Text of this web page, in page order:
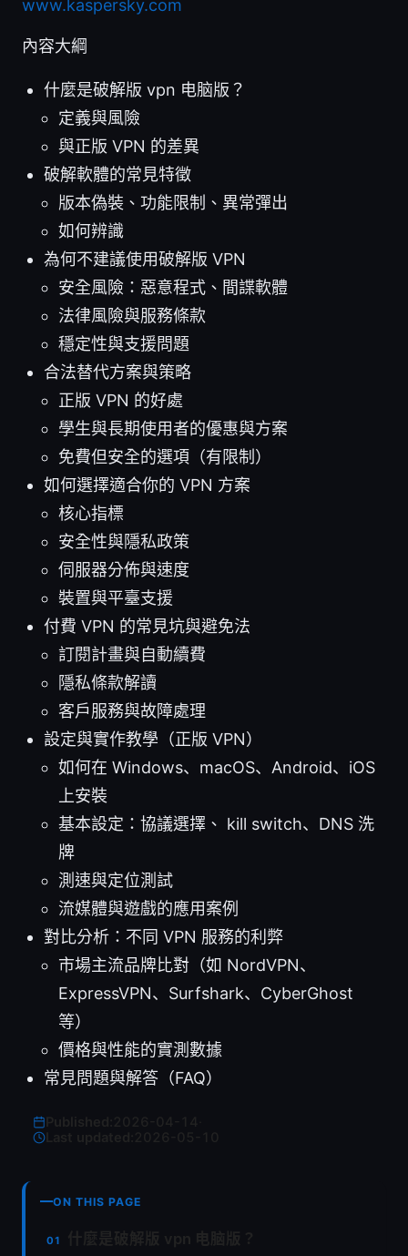
www.kaspersky.com
內容大綱
什麼是破解版 vpn 电脑版？
定義與風險
與正版 VPN 的差異
破解軟體的常見特徵
版本偽裝、功能限制、異常彈出
如何辨識
為何不建議使用破解版 VPN
安全風險：惡意程式、間諜軟體
法律風險與服務條款
穩定性與支援問題
合法替代方案與策略
正版 VPN 的好處
學生與長期使用者的優惠與方案
免費但安全的選項（有限制）
如何選擇適合你的 VPN 方案
核心指標
安全性與隱私政策
伺服器分佈與速度
裝置與平臺支援
付費 VPN 的常見坑與避免法
訂閱計畫與自動續費
隱私條款解讀
客戶服務與故障處理
設定與實作教學（正版 VPN）
如何在 Windows、macOS、Android、iOS
上安裝
基本設定：協議選擇、 kill switch、DNS 洗
牌
測速與定位測試
流媒體與遊戲的應用案例
對比分析：不同 VPN 服務的利弊
市場主流品牌比對（如 NordVPN、
ExpressVPN、Surfshark、CyberGhost
等）
價格與性能的實測數據
常見問題與解答（FAQ）
Last updated:
ON THIS PAGE